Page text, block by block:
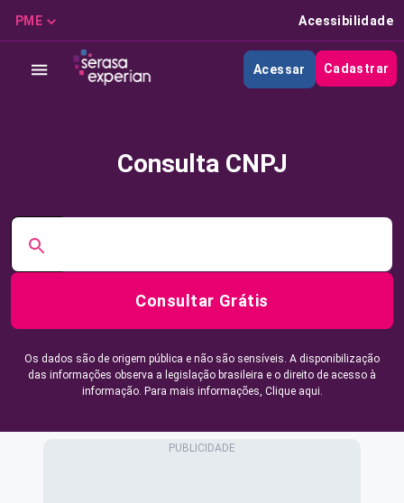
PME Acessibilidade
Acessar Cadastrar
Consulta CNPJ
Consultar Grátis
Os dados são de origem pública e não são sensíveis. A disponibilização
das informações observa a legislação brasileira e o direito de acesso à
informação. Para mais informações, Clique aqui.